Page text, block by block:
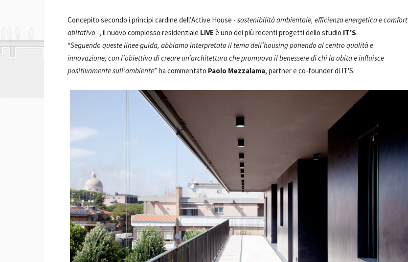
Concepito secondo i principi cardine dell’Active House - sostenibilità ambientale, efficienza energetica e comfort
abitativo -, il nuovo complesso residenziale LIVE è uno dei più recenti progetti dello studio IT'S.
“Seguendo queste linee guida, abbiamo interpretato il tema dell’housing ponendo al centro qualità e
innovazione, con l’obiettivo di creare un’architettura che promuova il benessere di chi la abita e influisce
positivamente sull’ambiente” ha commentato Paolo Mezzalama, partner e co-founder di IT'S.